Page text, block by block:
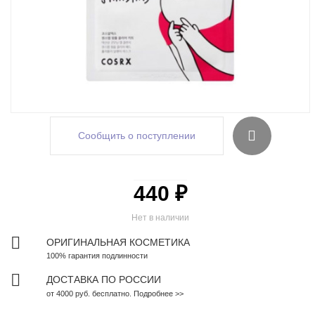
Сообщить о поступлении
Нет в наличии
440 ₽
ОРИГИНАЛЬНАЯ КОСМЕТИКА
100% гарантия подлинности
ДОСТАВКА ПО РОССИИ
от 4000 руб. бесплатно. Подробнее >>